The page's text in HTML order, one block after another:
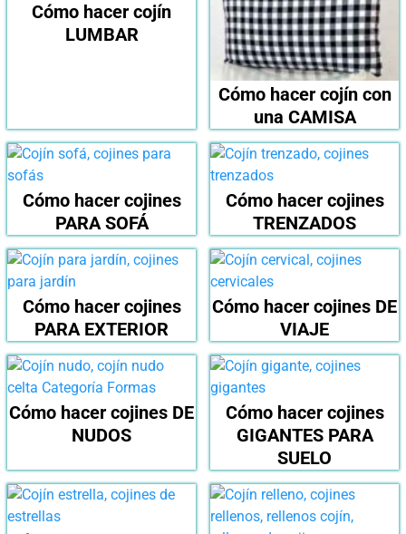
Cómo hacer cojín
LUMBAR
Cómo hacer cojín con
una CAMISA
Cómo hacer cojines
PARA SOFÁ
Cómo hacer cojines
TRENZADOS
Cómo hacer cojines
PARA EXTERIOR
Cómo hacer cojines DE
VIAJE
Cómo hacer cojines DE
NUDOS
Cómo hacer cojines
GIGANTES PARA
SUELO